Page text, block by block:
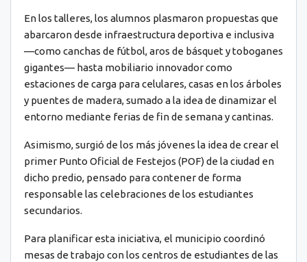
En los talleres, los alumnos plasmaron propuestas que
abarcaron desde infraestructura deportiva e inclusiva
—como canchas de fútbol, aros de básquet y toboganes
gigantes— hasta mobiliario innovador como
estaciones de carga para celulares, casas en los árboles
y puentes de madera, sumado a la idea de dinamizar el
entorno mediante ferias de fin de semana y cantinas.
Asimismo, surgió de los más jóvenes la idea de crear el
primer Punto Oficial de Festejos (POF) de la ciudad en
dicho predio, pensado para contener de forma
responsable las celebraciones de los estudiantes
secundarios.
Para planificar esta iniciativa, el municipio coordinó
mesas de trabajo con los centros de estudiantes de las